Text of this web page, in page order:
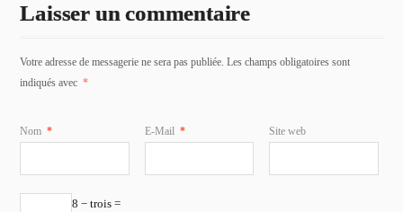
Laisser un commentaire
Votre adresse de messagerie ne sera pas publiée. Les champs obligatoires sont
indiqués avec *
Nom * E-Mail * Site web
8 − trois =